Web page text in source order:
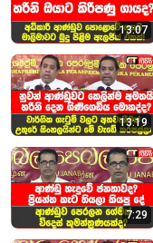
13:07
13:19
7:29